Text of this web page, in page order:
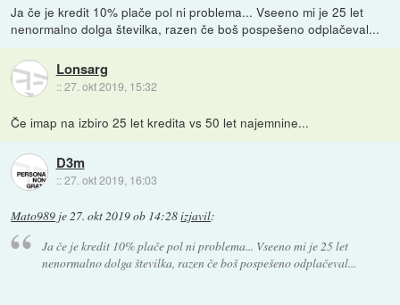
Ja če je kredit 10% plače pol ni problema... Vseeno mi je 25 let
nenormalno dolga številka, razen če boš pospešeno odplačeval...
Lonsarg
::27. okt 2019, 15:32
Če imap na izbiro 25 let kredita vs 50 let najemnine...
D3m
::27. okt 2019, 16:03
Mato989 je27. okt 2019 ob 14:28izjavil:
Ja če je kredit 10% plače pol ni problema... Vseeno mi je 25 let
nenormalno dolga številka, razen če boš pospešeno odplačeval...